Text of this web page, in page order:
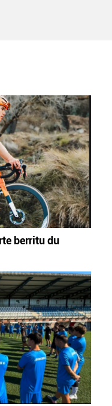
hirugarrenen cookie-
eta
teknologiaz
teknologia hori
diguzu.Gehiago
berritu du